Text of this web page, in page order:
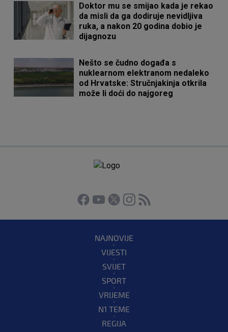
Doktor mu se smijao kada je rekao
da misli da ga dodiruje nevidljiva
ruka, a nakon 20 godina dobio je
dijagnozu
Nešto se čudno događa s
nuklearnom elektranom nedaleko
od Hrvatske: Stručnjakinja otkrila
može li doći do najgoreg
NAJNOVIJE
VIJESTI
SVIJET
SPORT
VRIJEME
N1 TEME
REGIJA